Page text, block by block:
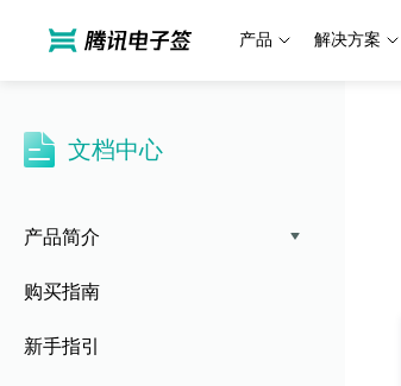
产品 解决方案
文档中心
产品简介
购买指南
新手指引